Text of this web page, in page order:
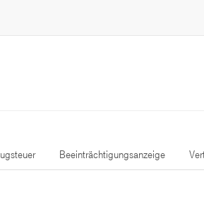
Beeinträchtigungsanzeige